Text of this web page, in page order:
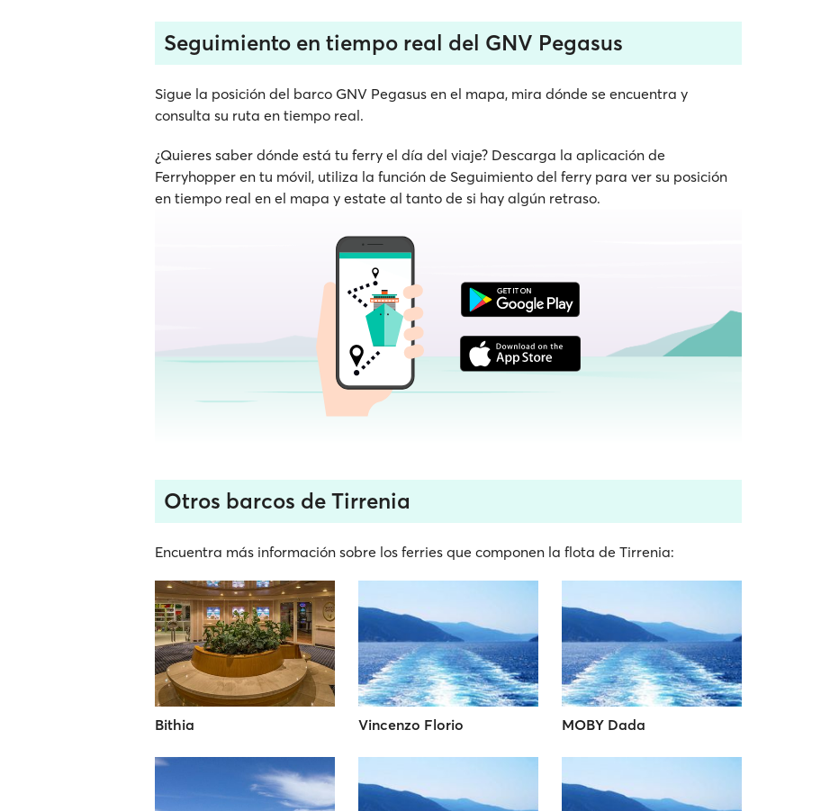
Seguimiento en tiempo real del GNV Pegasus
Sigue la posición del barco GNV Pegasus en el mapa, mira dónde se encuentra y
consulta su ruta en tiempo real.
¿Quieres saber dónde está tu ferry el día del viaje? Descarga la aplicación de
Ferryhopper en tu móvil, utiliza la función de Seguimiento del ferry para ver su posición
en tiempo real en el mapa y estate al tanto de si hay algún retraso.
Otros barcos de Tirrenia
Encuentra más información sobre los ferries que componen la flota de Tirrenia:
Bithia Vincenzo Florio MOBY Dada